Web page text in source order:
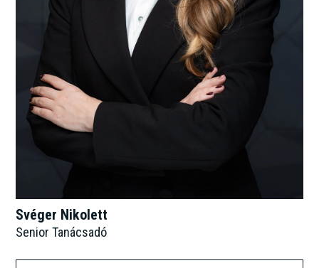
Svéger Nikolett
Senior Tanácsadó